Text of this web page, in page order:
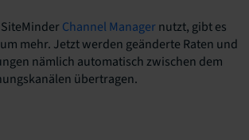
Channel Managernutzt, gibt es
mehr. Jetzt werden geänderte Raten und
nämlich automatisch zwischen dem
übertragen.